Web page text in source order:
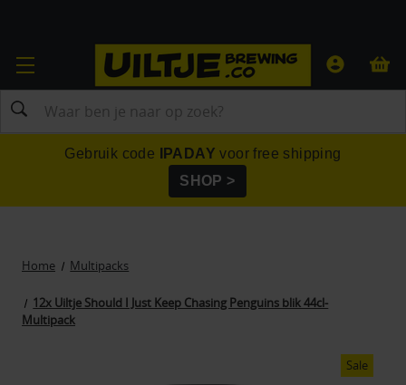
Zoeken
Gebruik code IPADAY voor free shipping
SHOP >
Home Multipacks
12x Uiltje Should I Just Keep Chasing Penguins blik 44cl-
Multipack
Sale